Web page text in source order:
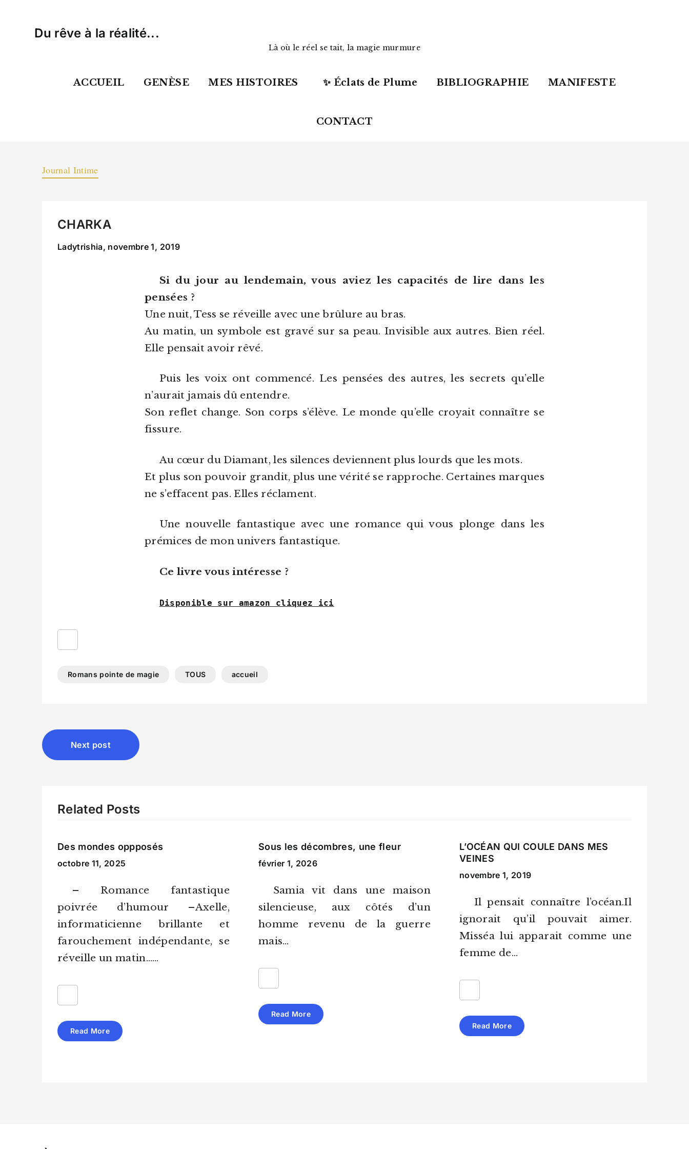
contentDu rêve à la réalité...
Là où le réel se tait, la magie murmure
ACCUEIL GENÈSE MES HISTOIRES ✨ Éclats de Plume BIBLIOGRAPHIE MANIFESTE
CONTACT
Journal Intime
CHARKA
Ladytrishia, novembre 1, 2019
Si du jour au lendemain, vous aviez les capacités de lire dans les
pensées ?
Une nuit, Tess se réveille avec une brûlure au bras.
Au matin, un symbole est gravé sur sa peau. Invisible aux autres. Bien réel.
Elle pensait avoir rêvé.
Puis les voix ont commencé. Les pensées des autres, les secrets qu’elle
n’aurait jamais dû entendre.
Son reflet change. Son corps s’élève. Le monde qu’elle croyait connaître se
fissure.
Au cœur du Diamant, les silences deviennent plus lourds que les mots.
Et plus son pouvoir grandit, plus une vérité se rapproche. Certaines marques
ne s’effacent pas. Elles réclament.
Une nouvelle fantastique avec une romance qui vous plonge dans les
prémices de mon univers fantastique.
Ce livre vous intéresse ?
Disponible sur amazon cliquez ici
Romans pointe de magie TOUS accueil
Navigation
de
Next post
Related Posts
Des mondes oppposés
octobre 11, 2025
– Romance fantastique
poivrée d’humour –Axelle,
informaticienne brillante et
farouchement indépendante, se
réveille un matin……
Read More
Sous les décombres, une fleur
février 1, 2026
Samia vit dans une maison
silencieuse, aux côtés d’un
homme revenu de la guerre
mais…
Read More
L’OCÉAN QUI COULE DANS MES
VEINES
novembre 1, 2019
Il pensait connaître l’océan.Il
ignorait qu’il pouvait aimer.
Misséa lui apparait comme une
femme de…
Read More